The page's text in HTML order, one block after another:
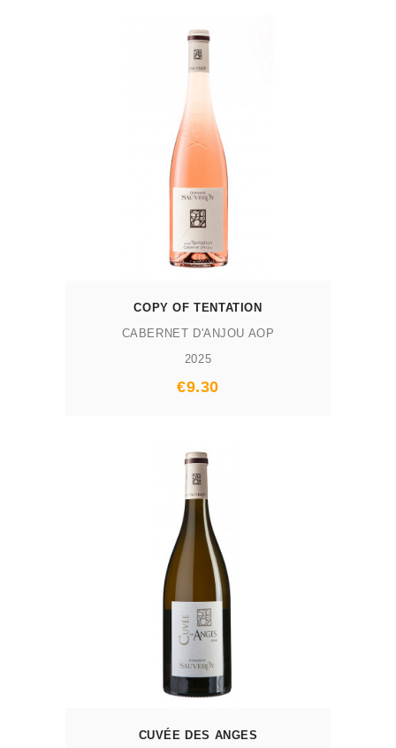
COPY OF TENTATION
CABERNET D'ANJOU AOP
2025
Prix
€9.30
CUVÉE DES ANGES